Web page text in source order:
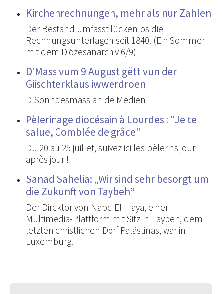
Kirchenrechnungen, mehr als nur Zahlen
Der Bestand umfasst lückenlos die
Rechnungsunterlagen seit 1840. (Ein Sommer
mit dem Diözesanarchiv 6/9)
D’Mass vum 9 August gëtt vun der
Giischterklaus iwwerdroen
D'Sonndesmass an de Medien
Pèlerinage diocésain à Lourdes : "Je te
salue, Comblée de grâce"
Du 20 au 25 juillet, suivez ici les pèlerins jour
après jour !
Sanad Sahelia: „Wir sind sehr besorgt um
die Zukunft von Taybeh“
Der Direktor von Nabd El-Haya, einer
Multimedia-Plattform mit Sitz in Taybeh, dem
letzten christlichen Dorf Palästinas, war in
Luxemburg.